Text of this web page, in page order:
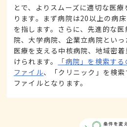
とで、よりスムーズに適切な医
ります。まず病院は20以上の病
を指します。さらに、先進的な
院、大学病院、企業立病院とい
医療を支える中核病院、地域密
けられます。
「病院」を検索す
ファイル、「クリニック」を検索
ファイルとなります。